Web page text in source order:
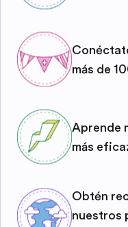
más de
Aprende
más
Obtén
nuestros